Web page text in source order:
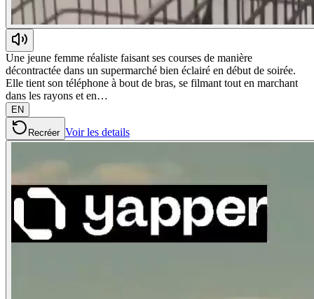
Une jeune femme réaliste faisant ses courses de manière
décontractée dans un supermarché bien éclairé en début de soirée.
Elle tient son téléphone à bout de bras, se filmant tout en marchant
dans les rayons et en…
EN
Recréer Voir les details